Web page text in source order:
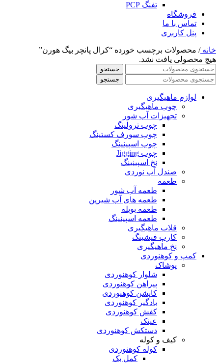
تفنگ PCP
فروشگاه
تماس با ما
پنل کاربری
خانه/ محصولات برچسب خورده “کرال پانچر بیگ هورن”
هیچ محصولی یافت نشد.
جستجو
جستجو
لوازم ماهیگیری
چوب ماهیگیری
تجهیزات آب شور
چوب ترولینگ
چوب سورف کستینگ
چوب اسپینینگ
چوب Jigging
نخ اسپینینگ
صندل آب نوردی
طعمه
طعمه آب شور
طعمه های آب شیرین
طعمه بویله
طعمه اسپینینگ
قلاب ماهیگیری
کارپ فیشینگ
نخ ماهیگیری
کمپ و کوهنوردی
پوشاک
شلوار کوهنوردی
پیراهن کوهنوردی
کاپشن کوهنوردی
بادگیر کوهنوردی
کفش کوهنوردی
عینک
دستکش کوهنوردی
کیف و کوله
کوله کوهنوردی
کمل بک